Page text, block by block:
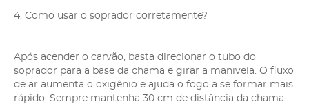
4. Como usar o soprador corretamente?
Após acender o carvão, basta direcionar o tubo do
soprador para a base da chama e girar a manivela. O fluxo
de ar aumenta o oxigênio e ajuda o fogo a se formar mais
rápido. Sempre mantenha 30 cm de distância da chama